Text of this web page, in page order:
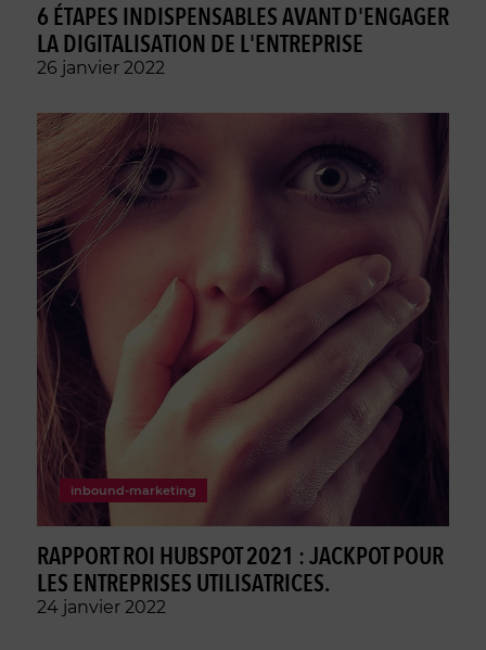
6 ÉTAPES INDISPENSABLES AVANT D'ENGAGER
LA DIGITALISATION DE L'ENTREPRISE
26 janvier 2022
inbound-marketing
RAPPORT ROI HUBSPOT 2021 : JACKPOT POUR
LES ENTREPRISES UTILISATRICES.
24 janvier 2022